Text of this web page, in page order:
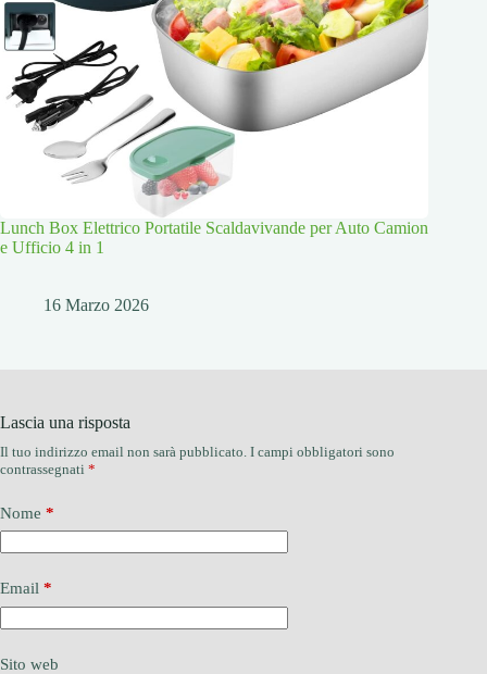
Lunch Box Elettrico Portatile Scaldavivande per Auto Camion
e Ufficio 4 in 1
16 Marzo 2026
Lascia una risposta
Il tuo indirizzo email non sarà pubblicato. I campi obbligatori sono
contrassegnati *
Nome *
Email *
Sito web